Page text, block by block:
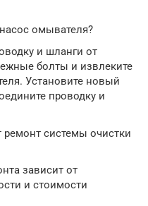
омывателя?
и шланги от
болты и извлеките
Установите новый
проводку и
ремонт системы очистки
зависит от
и стоимости